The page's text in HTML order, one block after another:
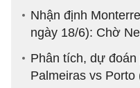
Nhận định
ngày 18/6): Chờ
Phân tích, dự
Palmeiras vs Porto